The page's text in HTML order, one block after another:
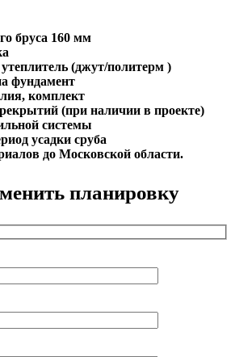
бруса 160 мм
(джут/политерм )
фундамент
комплект
(при наличии в проекте)
системы
усадки сруба
до Московской области.
планировку